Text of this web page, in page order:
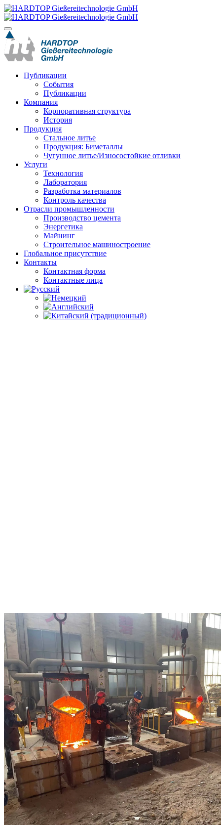
Публикации
События
Публикации
Компания
Корпоративная структура
История
Продукция
Стальное литье
Продукция: Биметаллы
Чугунное литье/Износостойкие отливки
Услуги
Технология
Лаборатория
Разработка материалов
Контроль качества
Отрасли промышленности
Производство цемента
Энергетика
Майнинг
Строительное машиностроение
Глобальное присутствие
Контакты
Контактная форма
Контактные лица